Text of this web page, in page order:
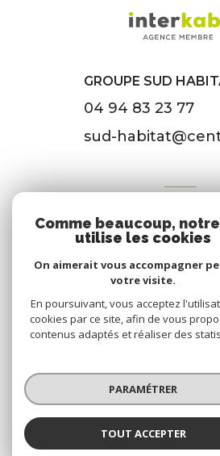
Amandine
GROUPE SUD
04 94 83 23 77
sud-
Espace
Admin
Politique
Réalisé par :
Comme beaucoup,
utilise les cookies
On aimerait vous accompagner
votre visite.
En poursuivant, vous acceptez
cookies par ce site, afin de vous
contenus adaptés et réaliser des
PARAMÉTRER
TOUT ACCEPTER